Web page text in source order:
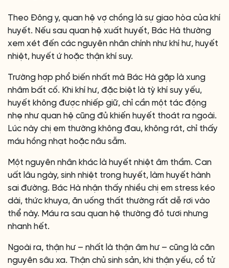
Theo Đông y, quan hệ vợ chồng là sự giao hòa của khí
huyết. Nếu sau quan hệ xuất huyết, Bác Hà thường
xem xét đến các nguyên nhân chính như khí hư, huyết
nhiệt, huyết ứ hoặc thận khí suy.
Trường hợp phổ biến nhất mà Bác Hà gặp là xung
nhâm bất cố. Khi khí hư, đặc biệt là tỳ khí suy yếu,
huyết không được nhiếp giữ, chỉ cần một tác động
nhẹ như quan hệ cũng đủ khiến huyết thoát ra ngoài.
Lúc này chị em thường không đau, không rát, chỉ thấy
máu hồng nhạt hoặc nâu sẫm.
Một nguyên nhân khác là huyết nhiệt âm thầm. Can
uất lâu ngày, sinh nhiệt trong huyết, làm huyết hành
sai đường. Bác Hà nhận thấy nhiều chị em stress kéo
dài, thức khuya, ăn uống thất thường rất dễ rơi vào
thể này. Máu ra sau quan hệ thường đỏ tươi nhưng
nhanh hết.
Ngoài ra, thận hư – nhất là thận âm hư – cũng là căn
nguyên sâu xa. Thận chủ sinh sản, khi thận yếu, cổ tử